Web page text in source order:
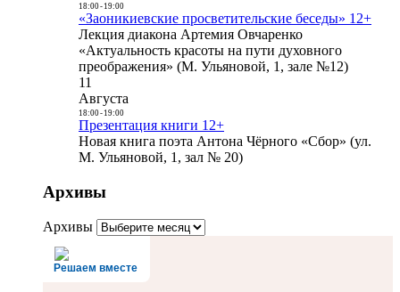
18:00- 19:00
«Заоникиевские просветительские беседы» 12+
Лекция диакона Артемия Овчаренко
«Актуальность красоты на пути духовного
преображения» (М. Ульяновой, 1, зале №12)
11
Августа
18:00- 19:00
Презентация книги 12+
Новая книга поэта Антона Чёрного «Сбор» (ул.
М. Ульяновой, 1, зал № 20)
Архивы
Архивы
Решаем вместе